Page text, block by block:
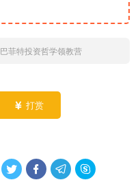
巴菲特投资哲学领教营
 打赏
   